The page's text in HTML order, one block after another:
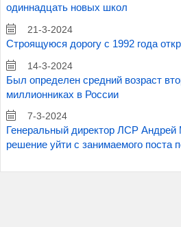
одиннадцать новых школ
21-3-2024
Строящуюся дорогу с 1992 года
14-3-2024
Был определен средний возраст
миллионниках в России
7-3-2024
Генеральный директор ЛСР Андрей
решение уйти с занимаемого поста